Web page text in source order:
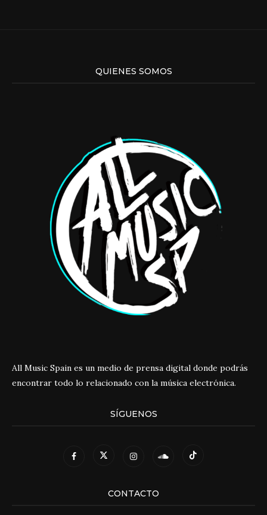
QUIENES SOMOS
All Music Spain es un medio de prensa digital donde podrás
encontrar todo lo relacionado con la música electrónica.
SÍGUENOS
CONTACTO